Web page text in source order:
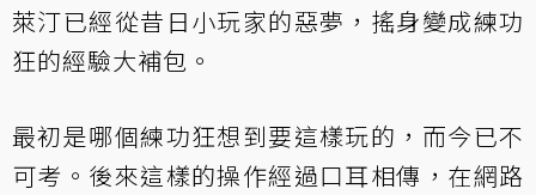
萊汀已經從昔日小玩家的惡夢，搖身變成練功
狂的經驗大補包。
最初是哪個練功狂想到要這樣玩的，而今已不
可考。後來這樣的操作經過口耳相傳，在網路